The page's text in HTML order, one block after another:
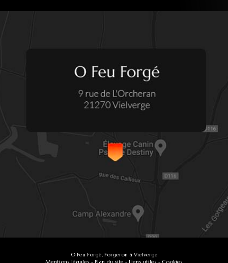
O Feu Forgé, Forgeron à Vielverge